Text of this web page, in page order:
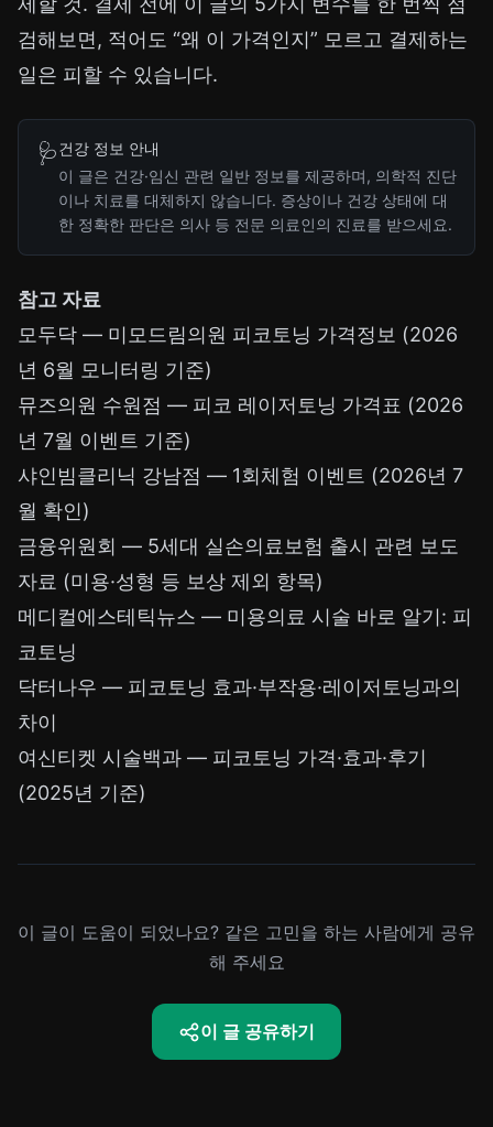
검해보면, 적어도 “왜 이 가격인지” 모르고 결제하는
일은 피할 수 있습니다.
🩺건강 정보 안내
이 글은 건강·임신 관련 일반 정보를 제공하며, 의학적 진단
이나 치료를 대체하지 않습니다. 증상이나 건강 상태에 대
한 정확한 판단은 의사 등 전문 의료인의 진료를 받으세요.
참고 자료
모두닥 — 미모드림의원 피코토닝 가격정보 (2026
년 6월 모니터링 기준)
뮤즈의원 수원점 — 피코 레이저토닝 가격표 (2026
년 7월 이벤트 기준)
샤인빔클리닉 강남점 — 1회체험 이벤트 (2026년 7
월 확인)
금융위원회 — 5세대 실손의료보험 출시 관련 보도
자료 (미용·성형 등 보상 제외 항목)
메디컬에스테틱뉴스 — 미용의료 시술 바로 알기: 피
코토닝
닥터나우 — 피코토닝 효과·부작용·레이저토닝과의
차이
여신티켓 시술백과 — 피코토닝 가격·효과·후기
(2025년 기준)
이 글이 도움이 되었나요? 같은 고민을 하는 사람에게 공유
해 주세요
이 글 공유하기